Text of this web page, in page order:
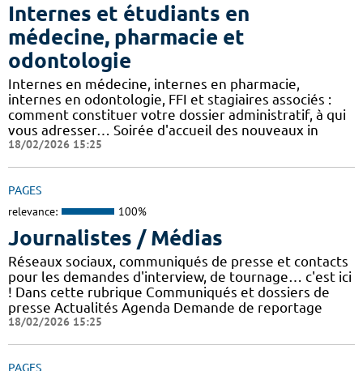
Internes et étudiants en
médecine, pharmacie et
odontologie
Internes en médecine, internes en pharmacie,
internes en odontologie, FFI et stagiaires associés :
comment constituer votre dossier administratif, à qui
vous adresser… Soirée d'accueil des nouveaux in
18/02/2026 15:25
PAGES
relevance: 100%
Journalistes / Médias
Réseaux sociaux, communiqués de presse et contacts
pour les demandes d'interview, de tournage… c'est ici
! Dans cette rubrique Communiqués et dossiers de
presse Actualités Agenda Demande de reportage
18/02/2026 15:25
PAGES